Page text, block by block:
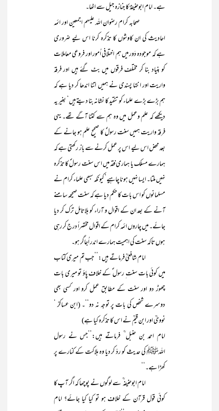
ہے۔ امام ابوحنیفہؒ کا جنازہ جیل سے اٹھا۔
صحابہ کرام رضوان اللہ علیہم اجمعین اور ائمہ
احادیث کی ان کاوشوں کا تذکرہ کرنا اس لیے ضروری
ہے کہ موجودہ دَور میں ہم اختلافی اُمور اور فروعی معاملات
کو بنیاد بنا کر مختلف فرقوں میں بٹ گئے ہیں اور فرقہ
واریت اور انتہا پسندی نے ہمیں اتنا اندھا کر دیا ہے کہ
ہم بڑے بڑے علماء کو تنقید کا نشانہ بنا دیتے ہیں‘ بغیر یہ
دیکھے کہ علم وعمل میں وہ ہم سے کتنا آگے تھے۔ یہی
فرقہ واریت ہمیں سنت رسولؐ کا صحیح علم ہو جانے کے
بعد محض اس لیے اس پر عمل کرنے سے باز رکھتی ہے کہ
ہمارے مسلک یا ہماری فقہ میں اس سنت رسولؐ کا تذکرہ
نہیں ملتا۔ ایسا نہیں ہونا چاہیے‘ کیونکہ سبھی علماء کرام نے
مسلمانوں کو اس بات کا حکم دیا ہے کہ سنت صحیحہ سامنے
آنے کے بعد ان کے اقوال و آراء کو بلاتامل ترک کر دیا
جائے۔ میں چاروں ائمہ کرام کے اقوال مختصراً درج کر رہی
ہوں تاکہ سنت کی اہمیت ہمارے اندر اُجاگر ہو۔
امام شافعیؒ فرماتے ہیں:’’جب تم میری کتاب
میں کوئی بات سنت ِ رسول ؐ کے خلاف پاؤ تو میری بات
چھوڑ دو اور سنت کے مطابق عمل کرو اور کسی بھی
دوسرے شخص کی بات پر توجہ نہ دو‘‘۔ (ابن عساکرؒ ‘
نوویؒ اور ابن قیمؒ نے اس کا تذکرہ کیا ہے)
امام احمد بن حنبل ؒ فرماتے ہیں:’’جس نے رسول
اللہﷺ کی حدیث کو ردّ کر دیا وہ ہلاکت کے کنارے پر
کھڑا ہے۔‘‘
امام ابوحنیفہ ؒ سے لوگوں نے پوچھا کہ اگر آپ کا
کوئی قول قرآن کے خلاف ہو تو کیا کیا جائے؟ امام